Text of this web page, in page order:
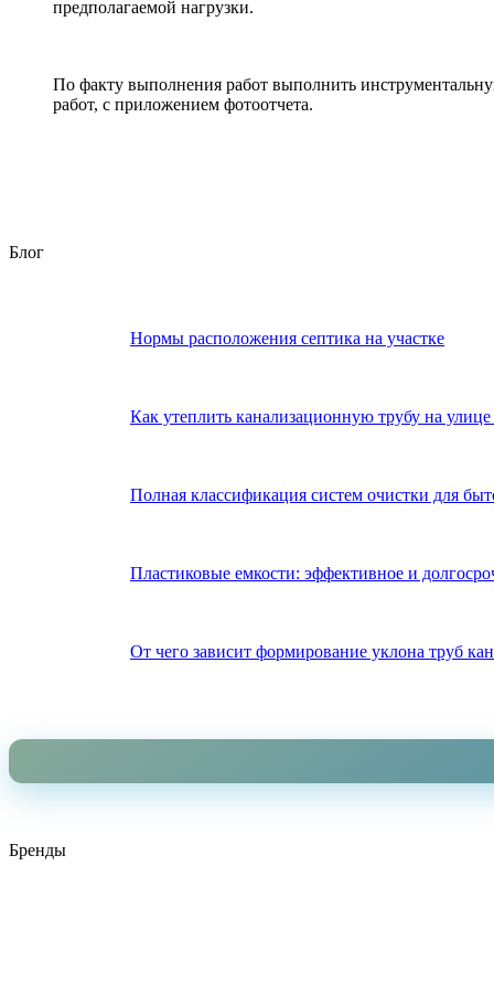
предполагаемой нагрузки.
По факту выполнения работ выполнить
работ, с приложением фотоотчета.
Блог
Нормы расположения септика на участке
Как утеплить канализационную трубу на
Полная классификация систем очистки для
Пластиковые емкости: эффективное и
От чего зависит формирование уклона труб
Бренды